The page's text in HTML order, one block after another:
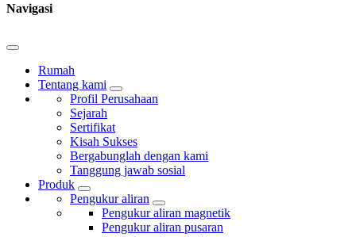
Navigasi
Rumah
Tentang kami
Profil Perusahaan
Sejarah
Sertifikat
Kisah Sukses
Bergabunglah dengan kami
Tanggung jawab sosial
Produk
Pengukur aliran
Pengukur aliran magnetik
Pengukur aliran pusaran